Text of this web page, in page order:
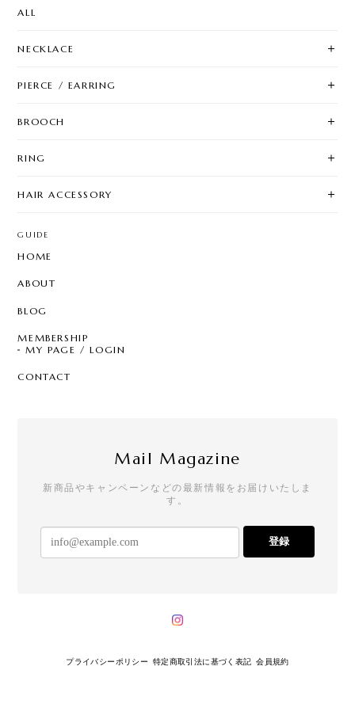
ALL
NECKLACE
PIERCE / EARRING
BROOCH
RING
HAIR ACCESSORY
GUIDE
HOME
ABOUT
BLOG
MEMBERSHIP
MY PAGE / LOGIN
CONTACT
Mail Magazine
新商品やキャンペーンなどの最新情報をお届けいたしま
す。
登録
プライバシーポリシー 特定商取引法に基づく表記 会員規約